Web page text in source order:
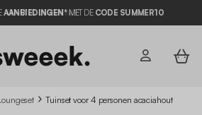
AANBIEDINGEN*MET DE CODE SUMMER10
Tuinset voor 4 personen acaciahout